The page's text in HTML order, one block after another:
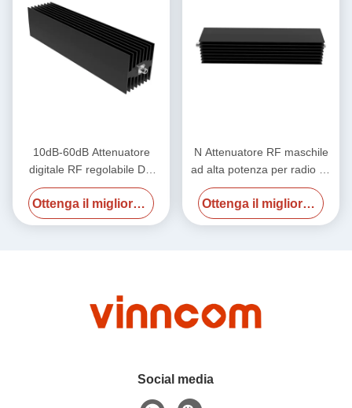
10dB-60dB Attenuatore
digitale RF regolabile DC
18GHz 600W N Femminile N
Femminile
Ottenga il migliore prezzo
N Attenuatore RF maschile
ad alta potenza per radio 18
GHz 500w
Ottenga il migliore prezzo
Social media